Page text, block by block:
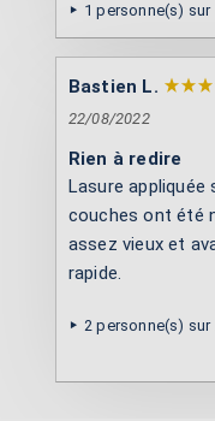
1 personne(s)
Bastien L.
22/08/2022
Rien à redire
Lasure appliquée
couches ont été
assez vieux et
rapide.
2 personne(s)